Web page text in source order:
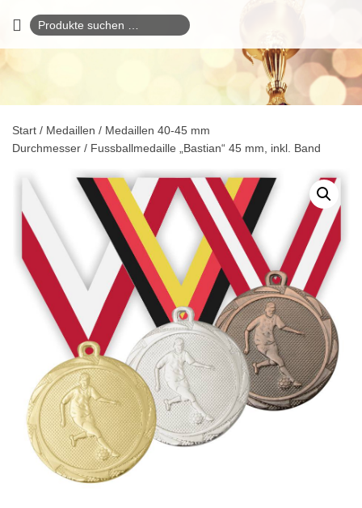
Suchen
nach:
Start / Medaillen / Medaillen 40-45 mm
Durchmesser / Fussballmedaille „Bastian“ 45 mm, inkl. Band